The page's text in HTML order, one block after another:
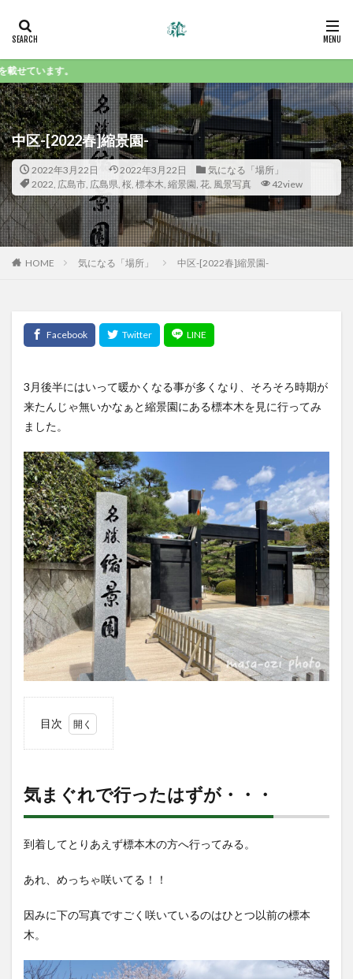
中区-[2022春]縮景園-
2022年3月22日 2022年3月22日
気になる「場所」
2022, 広島市, 広島県, 桜, 標本木, 縮景園, 花, 風景写真 42view
HOME 気になる「場所」 中区-[2022春]縮景園-
3月後半にはいって暖かくなる事が多くなり、そろそろ時期が
来たんじゃ無いかなぁと縮景園にある標本木を見に行ってみ
ました。
目次
ず
が・・・
開花
った
3
花も
4
気まぐれで行ったはずが・・・
到着してとりあえず標本木の方へ行ってみる。
あれ、めっちゃ咲いてる！！
因みに下の写真ですごく咲いているのはひとつ以前の標本
木。